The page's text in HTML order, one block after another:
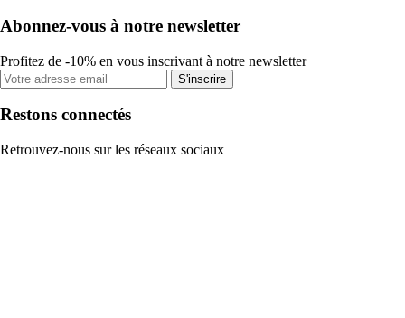
Abonnez-vous à notre newsletter
Profitez de -10% en vous inscrivant à notre newsletter
S'inscrire
Restons connectés
Retrouvez-nous sur les réseaux sociaux